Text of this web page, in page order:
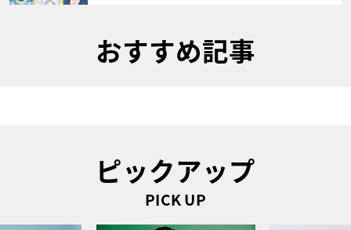
おすすめ記事
ピックアップ
PICK UP